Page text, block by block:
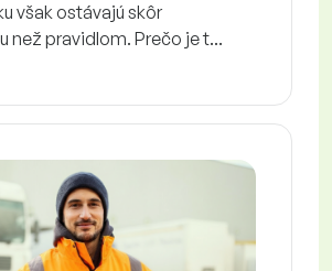
však ostávajú skôr
než pravidlom. Prečo je t...